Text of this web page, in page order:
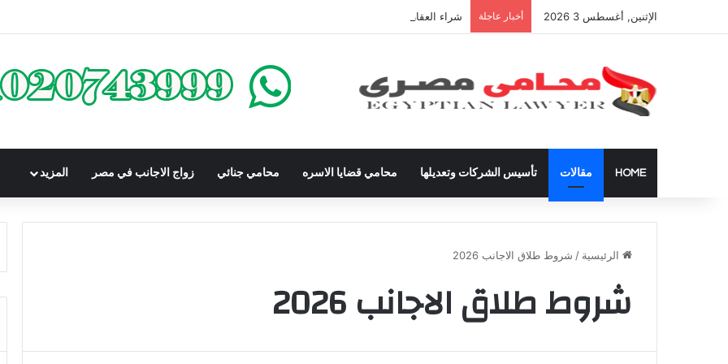
الإثنين, أغسطس 3 2026 أخبار عاجلة شراء العقارات داخل الكومباوندات تحت الإنشاء | أهم البنود التي تحمي المشتري في القانون المصري
HOME مقالات تأسيس الشركات وتعديلها محامي قضايا الاسره محامي جنائي زواج الاجانب في مصر المزيد
الرئيسية / شروط طلاق الاجانب 2026
شروط طلاق الاجانب 2026